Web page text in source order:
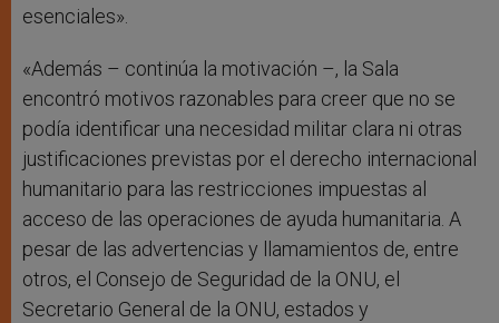
esenciales».
«Además – continúa la motivación –, la Sala
encontró motivos razonables para creer que no se
podía identificar una necesidad militar clara ni otras
justificaciones previstas por el derecho internacional
humanitario para las restricciones impuestas al
acceso de las operaciones de ayuda humanitaria. A
pesar de las advertencias y llamamientos de, entre
otros, el Consejo de Seguridad de la ONU, el
Secretario General de la ONU, estados y